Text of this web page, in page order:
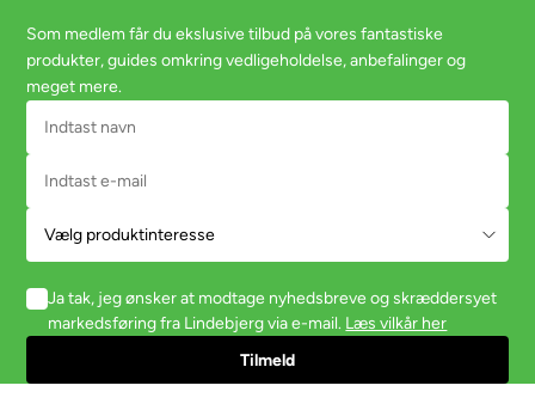
Som medlem får du ekslusive tilbud på vores fantastiske
produkter, guides omkring vedligeholdelse, anbefalinger og
meget mere.
Ja tak, jeg ønsker at modtage nyhedsbreve og skræddersyet
markedsføring fra Lindebjerg via e-mail. Læs vilkår her